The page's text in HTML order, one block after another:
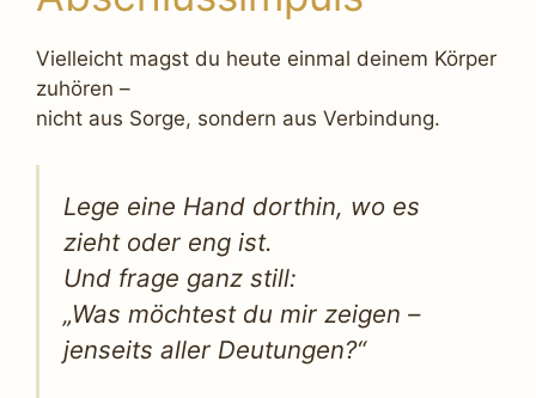
Vielleicht magst du heute einmal deinem Körper
zuhören –
nicht aus Sorge, sondern aus Verbindung.
Lege eine Hand dorthin, wo es
zieht oder eng ist.
Und frage ganz still:
„Was möchtest du mir zeigen –
jenseits aller Deutungen?“